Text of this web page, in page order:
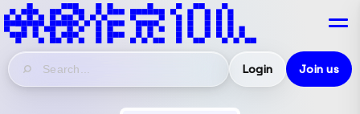
Login Join us